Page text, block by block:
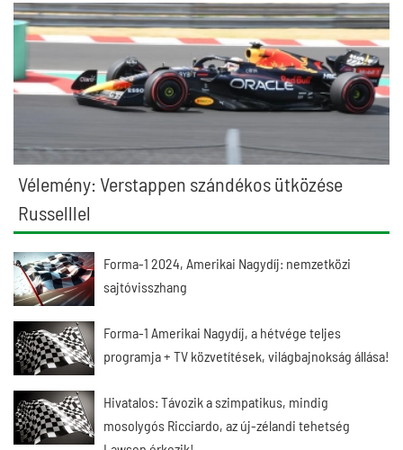
Vélemény: Verstappen szándékos ütközése
Russelllel
Forma-1 2024, Amerikai Nagydíj: nemzetközi
sajtóvisszhang
Forma-1 Amerikai Nagydíj, a hétvége teljes
programja + TV közvetítések, világbajnokság állása!
Hivatalos: Távozik a szimpatikus, mindig
mosolygós Ricciardo, az új-zélandi tehetség